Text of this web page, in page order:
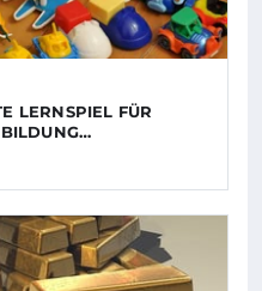
LERNSPIEL FÜR